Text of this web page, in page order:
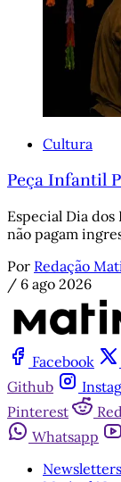
Cultura
Peça Infantil
Especial Dia dos
não pagam
Por Redação
/ 6 ago 2026
Facebook
Github
Pinterest
Whatsapp
Newsletters